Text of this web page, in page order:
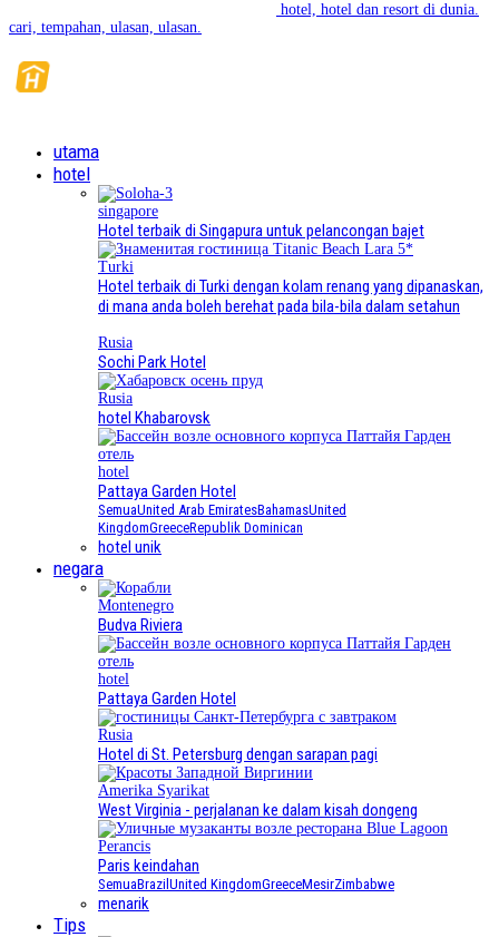
hotel, hotel dan resort di dunia.
cari, tempahan, ulasan, ulasan.
utama
hotel
singapore
Hotel terbaik di Singapura untuk pelancongan bajet
Turki
Hotel terbaik di Turki dengan kolam renang yang dipanaskan,
di mana anda boleh berehat pada bila-bila dalam setahun
Rusia
Sochi Park Hotel
Rusia
hotel Khabarovsk
hotel
Pattaya Garden Hotel
SemuaUnited Arab EmiratesBahamasUnited
KingdomGreeceRepublik Dominican
hotel unik
negara
Montenegro
Budva Riviera
hotel
Pattaya Garden Hotel
Rusia
Hotel di St. Petersburg dengan sarapan pagi
Amerika Syarikat
West Virginia - perjalanan ke dalam kisah dongeng
Perancis
Paris keindahan
SemuaBrazil United KingdomGreeceMesirZimbabwe
menarik
Tips